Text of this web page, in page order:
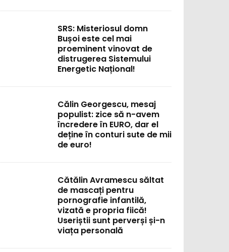
SRS: Misteriosul domn
Bușoi este cel mai
proeminent vinovat de
distrugerea Sistemului
Energetic Național!
Călin Georgescu, mesaj
populist: zice să n-avem
încredere în EURO, dar el
deține în conturi sute de mii
de euro!
Cătălin Avramescu săltat
de mascați pentru
pornografie infantilă,
vizată e propria fiică!
Useriștii sunt perverși și-n
viața personală